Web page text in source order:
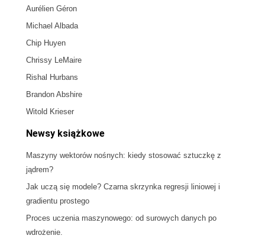
Aurélien Géron
Michael Albada
Chip Huyen
Chrissy LeMaire
Rishal Hurbans
Brandon Abshire
Witold Krieser
Newsy książkowe
Maszyny wektorów nośnych: kiedy stosować sztuczkę z
jądrem?
Jak uczą się modele? Czarna skrzynka regresji liniowej i
gradientu prostego
Proces uczenia maszynowego: od surowych danych po
wdrożenie.